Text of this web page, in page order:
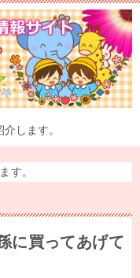
します。
す。
に買ってあげて